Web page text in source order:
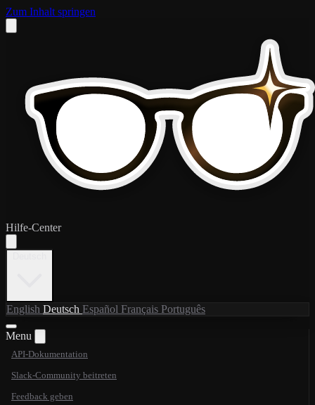
Zum Inhalt springen
Hilfe-Center
English Deutsch Español Français Português
Menu
API-Dokumentation
Slack-Community beitreten
Feedback geben